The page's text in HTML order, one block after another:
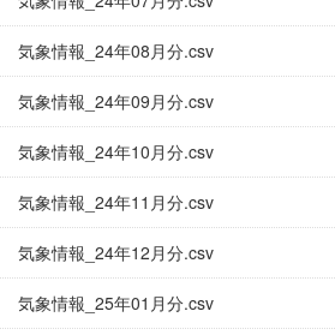
気象情報_24年08月分.csv
気象情報_24年09月分.csv
気象情報_24年10月分.csv
気象情報_24年11月分.csv
気象情報_24年12月分.csv
気象情報_25年01月分.csv